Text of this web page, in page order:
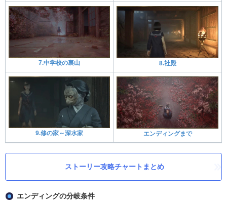
7.中学校の裏山 8.社殿
9.修の家～深水家 エンディングまで
ストーリー攻略チャートまとめ
エンディングの分岐条件